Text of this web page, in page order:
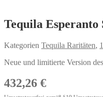
Tequila Esperanto
Kategorien Tequila Raritäten,
Neue und limitierte Version
432,26 €